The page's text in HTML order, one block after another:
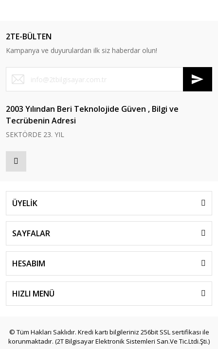
2TE-BÜLTEN
Kampanya ve duyurulardan ilk siz haberdar olun!
2003 Yılından Beri Teknolojide Güven , Bilgi ve
Tecrübenin Adresi
SEKTÖRDE 23. YIL
ÜYELİK
SAYFALAR
HESABIM
HIZLI MENÜ
© Tüm Hakları Saklıdır. Kredi kartı bilgileriniz 256bit SSL sertifikası ile
korunmaktadır. (2T Bilgisayar Elektronik Sistemleri San.Ve Tic.Ltdi.Şti.)